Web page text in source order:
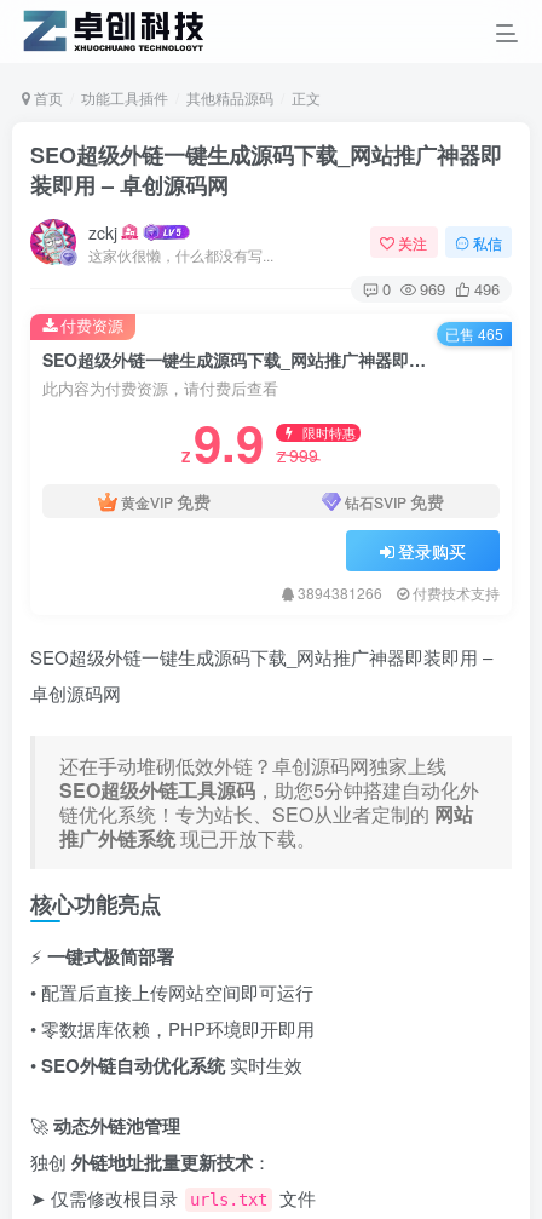
首页 功能工具插件 其他精品源码 正文
SEO超级外链一键生成源码下载_网站推广神器即
装即用 – 卓创源码网
zckj
这家伙很懒，什么都没有写...
关注 私信
0 969 496
SEO超级外链一键生成源码下载_网站推广神器即装即用 – 卓创源码网
此内容为付费资源，请付费后查看
Z 9.9 限时特惠
Z999
黄金VIP免费 钻石SVIP免费
登录购买
3894381266 付费技术支持
付费资源 已售 465
SEO超级外链一键生成源码下载_网站推广神器即装即用 –
卓创源码网
还在手动堆砌低效外链？卓创源码网独家上线 ​
SEO超级外链工具源码 ，助您5分钟搭建自动化外
链优化系统！专为站长、SEO从业者定制的 ​ 网站
推广外链系统现已开放下载。
核心功能亮点
⚡ ​ 一键式极简部署
• 配置后直接上传网站空间即可运行
• 零数据库依赖，PHP环境即开即用
• ​SEO外链自动优化系统实时生效
🚀 ​动态外链池管理
独创 ​ 外链地址批量更新技术 ：
➤ 仅需修改根目录
urls.txt
文件